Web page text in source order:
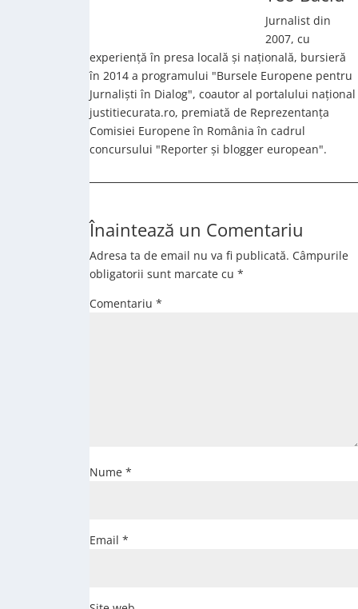
Jurnalist din
2007, cu
experiență în presa locală și națională, bursieră
în 2014 a programului "Bursele Europene pentru
Jurnaliști în Dialog", coautor al portalului național
justitiecurata.ro, premiată de Reprezentanța
Comisiei Europene în România în cadrul
concursului "Reporter și blogger european".
Înaintează un Comentariu
Adresa ta de email nu va fi publicată. Câmpurile
obligatorii sunt marcate cu *
Comentariu *
Nume *
Email *